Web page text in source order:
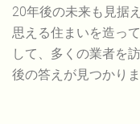
20年後の未来も見据
思える住まいを造っ
して、多くの業者を
後の答えが見つかりま